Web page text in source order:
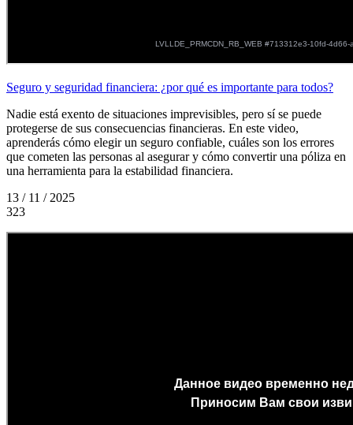
Seguro y seguridad financiera: ¿por qué es importante para todos?
Nadie está exento de situaciones imprevisibles, pero sí se puede
protegerse de sus consecuencias financieras. En este video,
aprenderás cómo elegir un seguro confiable, cuáles son los errores
que cometen las personas al asegurar y cómo convertir una póliza en
una herramienta para la estabilidad financiera.
13 / 11 / 2025
323